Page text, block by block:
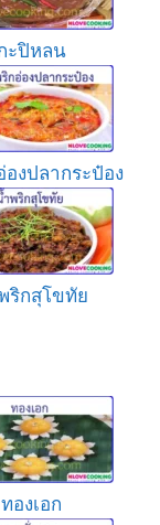
ะปิหลน
งปลากระป๋อง
ริกสุโขทัย
ทองเอก